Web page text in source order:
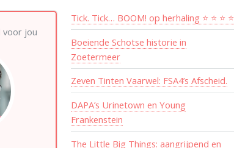
voor jou
Tick. Tick… BOOM! op herhaling ⭐ ⭐ ⭐ ⭐
Boeiende Schotse historie in
Zoetermeer
Zeven Tinten Vaarwel: FSA4’s Afscheid.
DAPA’s Urinetown en Young
Frankenstein
The Little Big Things: aangrijpend en